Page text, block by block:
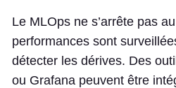
Le MLOps ne s’arrête pas
performances sont
détecter les dérives. Des
ou Grafana peuvent être